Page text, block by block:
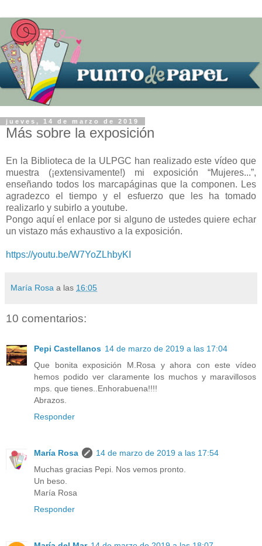
jueves, 14 de marzo de 2019
Más sobre la exposición
En la Biblioteca de la ULPGC han realizado este vídeo que
muestra (¡extensivamente!) mi exposición “Mujeres...”,
enseñando todos los marcapáginas que la componen. Les
agradezco el tiempo y el esfuerzo que les ha tomado
realizarlo y subirlo a youtube.
Pongo aquí el enlace por si alguno de ustedes quiere echar
un vistazo más exhaustivo a la exposición.
https://youtu.be/W7YoZLhbyKI
María Rosa a las 16:05
10 comentarios:
Pepi Castellanos 14 de marzo de 2019 a las 17:04
Que bonita exposición M.Rosa y ahora con este vídeo
hemos podido ver claramente los muchos y maravillosos
mps. que tienes..Enhorabuena!!!!
Abrazos.
Responder
María Rosa
14 de marzo de 2019 a las 17:54
Muchas gracias Pepi. Nos vemos pronto.
Un beso.
María Rosa
Responder